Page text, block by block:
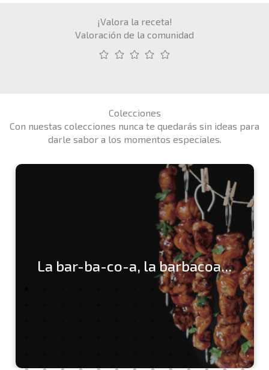
¡Valora la receta!
Valoración de la comunidad
Colecciones
Con nuestas colecciones nunca te quedarás sin ideas para
darle sabor a los momentos especiales.
La bar-ba-co-a, la barbacoa...